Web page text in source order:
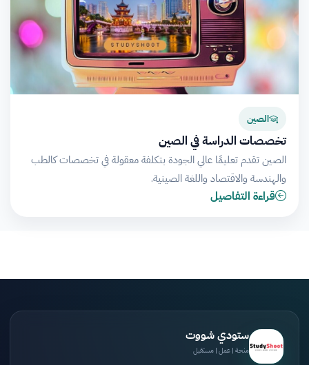
الصين
تخصصات الدراسة في الصين
الصين تقدم تعليمًا عالي الجودة بتكلفة معقولة في تخصصات كالطب
والهندسة والاقتصاد واللغة الصينية.
قراءة التفاصيل
ستودي شووت
منحة | عمل | مستقبل